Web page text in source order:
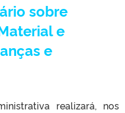
sobre
e
e
realizará, nos